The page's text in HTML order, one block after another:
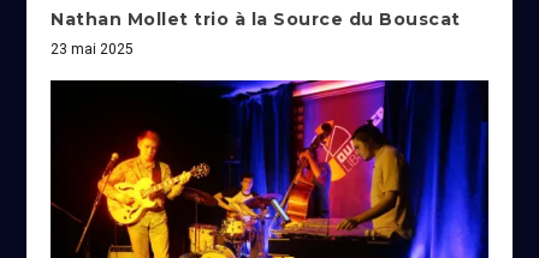
Nathan Mollet trio à la Source du Bouscat
23 mai 2025